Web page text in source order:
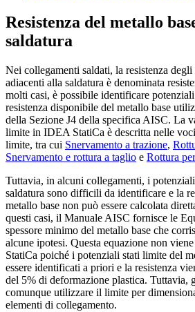
Resistenza del metallo
saldatura
Nei collegamenti saldati, la resistenza
adiacenti alla saldatura è denominata
molti casi, è possibile identificare
resistenza disponibile del metallo base
della Sezione J4 della specifica AISC. La
limite in IDEA StatiCa è descritta nelle
limite, tra cui Snervamento a trazione,
Snervamento e rottura a taglio e Rottura
Tuttavia, in alcuni collegamenti, i
saldatura sono difficili da identificare e la
metallo base non può essere calcolata
questi casi, il Manuale AISC fornisce le
spessore minimo del metallo base che
alcune ipotesi. Questa equazione non
StatiCa poiché i potenziali stati limite del
essere identificati a priori e la resistenza
del 5% di deformazione plastica. Tuttavia,
comunque utilizzare il limite per
elementi di collegamento.